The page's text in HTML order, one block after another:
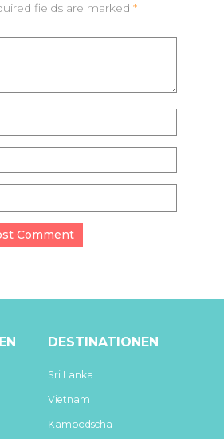
fields are marked *
DESTINATIONEN
Sri Lanka
Vietnam
Kambodscha